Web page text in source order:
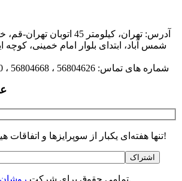
آدرس: تهران، کیلومتر 45
شمس آباد، ابتدای بلوار امام خمینی، کوچه
شماره های تماس: 56804626 ، 56804668 ، 56804630 ، 56804657
تنها هفته‌ای یکبار از سوپرایزها و اتفاقات هیجان انگیز باخبر شوید!
اشتراک
© تمامی حقوق برای شرکت روشان محفوظ است.